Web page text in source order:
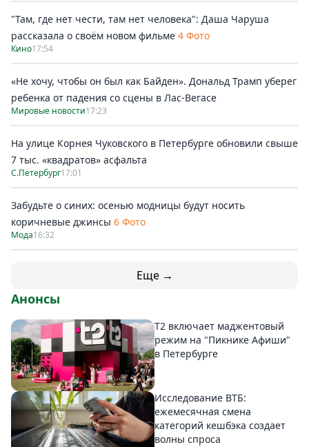
"Там, где нет чести, там нет человека": Даша Чаруша
рассказала о своём новом фильме 4 Фото
Кино17:54
«Не хочу, чтобы он был как Байден». Дональд Трамп уберег
ребенка от падения со сцены в Лас-Вегасе
Мировые новости17:23
На улице Корнея Чуковского в Петербурге обновили свыше
7 тыс. «квадратов» асфальта
С.Петербург17:01
Забудьте о синих: осенью модницы будут носить
коричневые джинсы 6 Фото
Мода16:32
Еще →
Анонсы
Т2 включает маджентовый
режим на "Пикнике Афиши"
в Петербурге
Исследование ВТБ:
ежемесячная смена
категорий кешбэка создает
волны спроса